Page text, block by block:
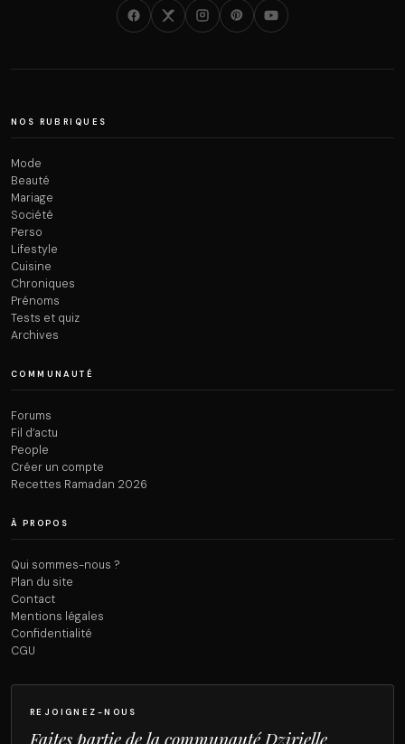
NOS RUBRIQUES
Mode
Beauté
Mariage
Société
Perso
Lifestyle
Cuisine
Chroniques
Prénoms
Tests et quiz
Archives
COMMUNAUTÉ
Forums
Fil d’actu
People
Créer un compte
Recettes Ramadan 2026
À PROPOS
Qui sommes-nous ?
Plan du site
Contact
Mentions légales
Confidentialité
CGU
REJOIGNEZ-NOUS
Faites partie de la communauté Dzirielle